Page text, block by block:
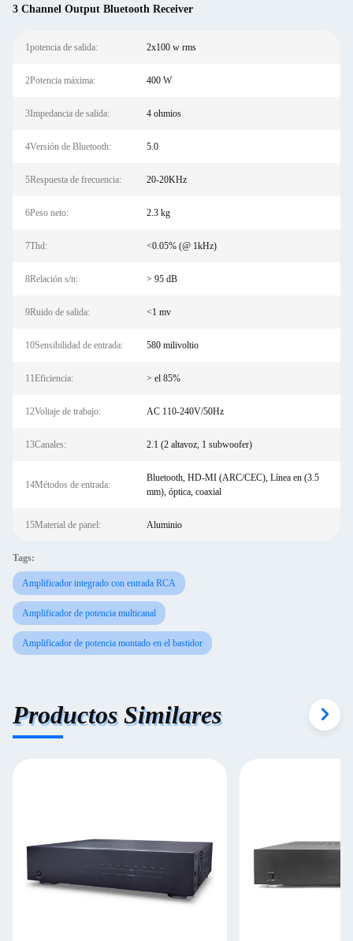
3 Channel Output Bluetooth Receiver
1potencia de salida: 2x100 w rms
2Potencia máxima: 400 W
3Impedancia de salida: 4 ohmios
4Versión de Bluetooth: 5.0
5Respuesta de frecuencia: 20-20KHz
6Peso neto: 2.3 kg
7Thd: <0.05% (@ 1kHz)
8Relación s/n: > 95 dB
9Ruido de salida: <1 mv
10Sensibilidad de entrada: 580 milivoltio
11Eficiencia: > el 85%
12Voltaje de trabajo: AC 110-240V/50Hz
13Canales: 2.1 (2 altavoz, 1 subwoofer)
14Métodos de entrada:
Bluetooth, HD-MI (ARC/CEC), Línea en (3.5
mm), óptica, coaxial
15Material de panel: Aluminio
Tags:
Amplificador integrado con entrada RCA
Amplificador de potencia multicanal
Amplificador de potencia montado en el bastidor
Productos Similares